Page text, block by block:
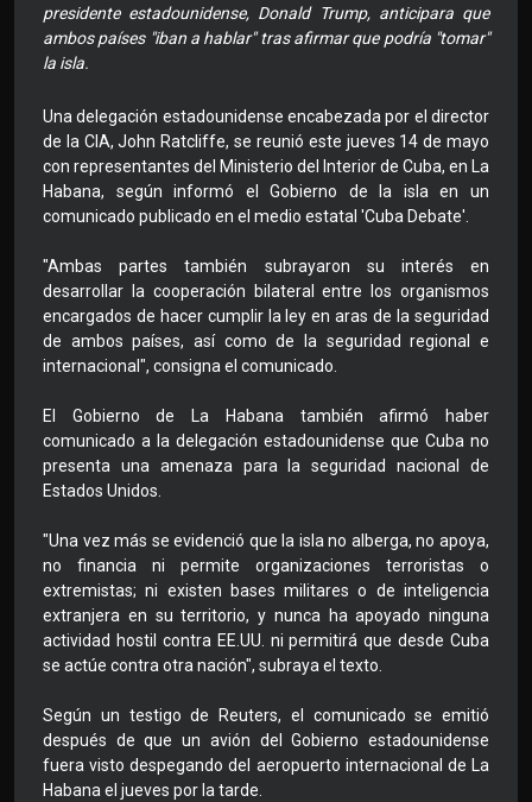
presidente estadounidense, Donald Trump, anticipara que
ambos países "iban a hablar" tras afirmar que podría "tomar"
la isla.
Una delegación estadounidense encabezada por el director
de la CIA, John Ratcliffe, se reunió este jueves 14 de mayo
con representantes del Ministerio del Interior de Cuba, en La
Habana, según informó el Gobierno de la isla en un
comunicado publicado en el medio estatal 'Cuba Debate'.
"Ambas partes también subrayaron su interés en
desarrollar la cooperación bilateral entre los organismos
encargados de hacer cumplir la ley en aras de la seguridad
de ambos países, así como de la seguridad regional e
internacional", consigna el comunicado.
El Gobierno de La Habana también afirmó haber
comunicado a la delegación estadounidense que Cuba no
presenta una amenaza para la seguridad nacional de
Estados Unidos.
"Una vez más se evidenció que la isla no alberga, no apoya,
no financia ni permite organizaciones terroristas o
extremistas; ni existen bases militares o de inteligencia
extranjera en su territorio, y nunca ha apoyado ninguna
actividad hostil contra EE.UU. ni permitirá que desde Cuba
se actúe contra otra nación", subraya el texto.
Según un testigo de Reuters, el comunicado se emitió
después de que un avión del Gobierno estadounidense
fuera visto despegando del aeropuerto internacional de La
Habana el jueves por la tarde.